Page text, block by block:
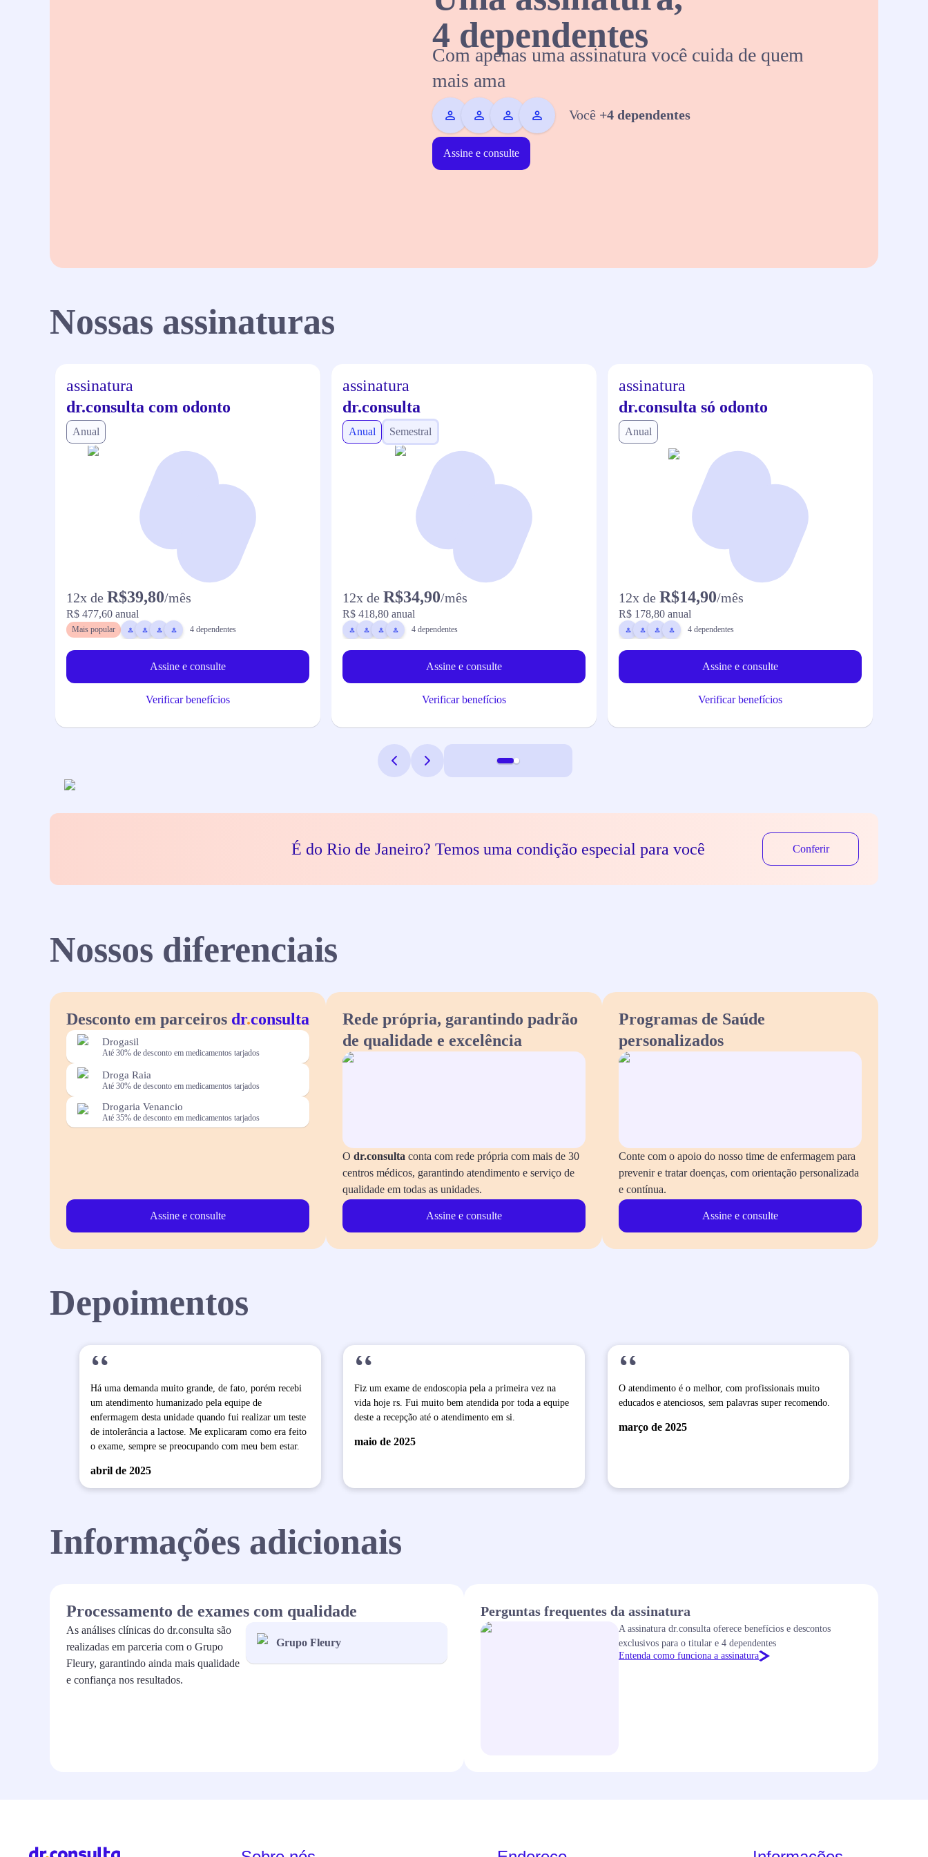
4 dependentes
Com apenas uma assinatura você cuida de quem
mais ama
Você +4 dependentes
Assine e consulte
Nossas assinaturas
assinatura
dr.consulta com odonto
Anual
12x de R$39,80/mês
R$ 477,60 anual
Mais popular 4 dependentes
Assine e consulte
Verificar benefícios
assinatura
dr.consulta
Anual Semestral
12x de R$34,90/mês
R$ 418,80 anual
4 dependentes
Assine e consulte
Verificar benefícios
assinatura
dr.consulta só odonto
Anual
12x de R$14,90/mês
R$ 178,80 anual
4 dependentes
Assine e consulte
Verificar benefícios
É do Rio de Janeiro? Temos uma condição especial para você Conferir
Nossos diferenciais
Desconto em parceiros dr.consulta
Drogasil
Até 30% de desconto em medicamentos tarjados
Droga Raia
Até 30% de desconto em medicamentos tarjados
Drogaria Venancio
Até 35% de desconto em medicamentos tarjados
Assine e consulte
Rede própria, garantindo padrão
de qualidade e excelência
O dr.consulta conta com rede própria com mais de 30
centros médicos, garantindo atendimento e serviço de
qualidade em todas as unidades.
Assine e consulte
Programas de Saúde
personalizados
Conte com o apoio do nosso time de enfermagem para
prevenir e tratar doenças, com orientação personalizada
e contínua.
Assine e consulte
Depoimentos
“
Há uma demanda muito grande, de fato, porém recebi
um atendimento humanizado pela equipe de
enfermagem desta unidade quando fui realizar um teste
de intolerância a lactose. Me explicaram como era feito
o exame, sempre se preocupando com meu bem estar.
abril de 2025
“
Fiz um exame de endoscopia pela a primeira vez na
vida hoje rs. Fui muito bem atendida por toda a equipe
deste a recepção até o atendimento em si.
maio de 2025
“
O atendimento é o melhor, com profissionais muito
educados e atenciosos, sem palavras super recomendo.
março de 2025
Informações adicionais
Processamento de exames com qualidade
As análises clínicas do dr.consulta são
realizadas em parceria com o Grupo
Fleury, garantindo ainda mais qualidade
e confiança nos resultados.
Grupo Fleury
Perguntas frequentes da assinatura
A assinatura dr.consulta oferece benefícios e descontos
exclusivos para o titular e 4 dependentes
Entenda como funciona a assinatura